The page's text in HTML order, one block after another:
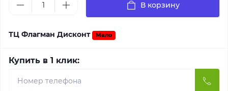
В корзину
ТЦ Флагман Дисконт Мало
Купить в 1 клик: